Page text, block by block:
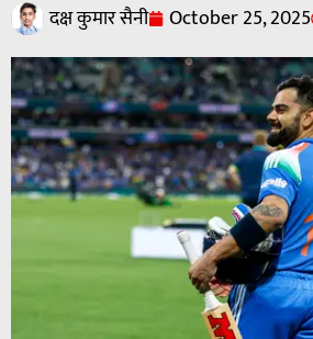
दक्ष कुमार सैनी October 25, 2025